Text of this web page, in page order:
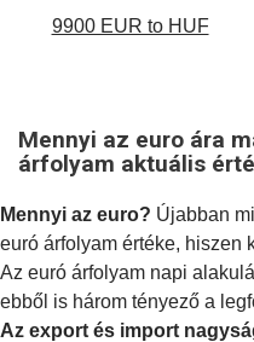
9900 EUR to HUF
Mennyi az euro ára
árfolyam aktuális
Mennyi az euro? Újabban
euró árfolyam értéke, hiszen
Az euró árfolyam napi
ebből is három tényező a
Az export és import